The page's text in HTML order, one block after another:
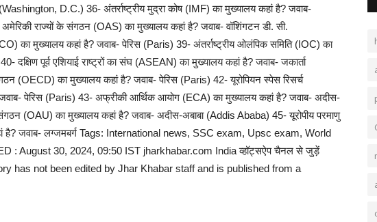
D.C.) 36- अंतर्राष्ट्रीय मुद्रा कोष (IMF) का मुख्यालय कहां है? जवाब-
राज्यों के संगठन (OAS) का मुख्यालय कहां है? जवाब- वॉशिंगटन डी. सी.
का मुख्यालय कहां है? जवाब- पेरिस (Paris) 39- अंतर्राष्ट्रीय ओलंपिक समिति (IOC) का
पूर्व एशियाई राष्ट्रों का संघ (ASEAN) का मुख्यालय कहां है? जवाब- जकार्ता
(OECD) का मुख्यालय कहां है? जवाब- पेरिस (Paris) 42- यूरोपियन स्पेस रिसर्च
पेरिस (Paris) 43- अफ्रीकी आर्थिक आयोग (ECA) का मुख्यालय कहां है? जवाब- अदीस-
(OAU) का मुख्यालय कहां है? जवाब- अदीस-अबाबा (Addis Ababa) 45- यूरोपीय परमाणु
है? जवाब- लग्जमबर्ग Tags: International news, SSC exam, Upsc exam, World
: August 30, 2024, 09:50 IST jharkhabar.com India व्हॉट्सऐप चैनल से जुड़ें
has not been edited by Jhar Khabar staff and is published from a